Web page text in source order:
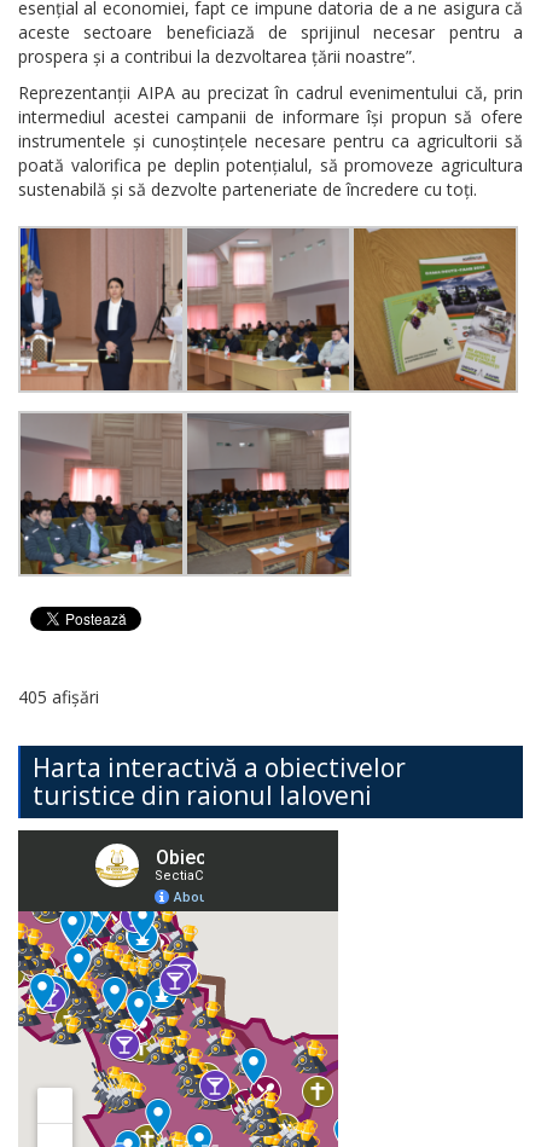
esențial al economiei, fapt ce impune datoria de a ne asigura că
aceste sectoare beneficiază de sprijinul necesar pentru a
prospera și a contribui la dezvoltarea țării noastre”.
Reprezentanții AIPA au precizat în cadrul evenimentului că, prin
intermediul acestei campanii de informare își propun să ofere
instrumentele și cunoștințele necesare pentru ca agricultorii să
poată valorifica pe deplin potențialul, să promoveze agricultura
sustenabilă și să dezvolte parteneriate de încredere cu toți.
405 afișări
Harta interactivă a obiectivelor
turistice din raionul Ialoveni